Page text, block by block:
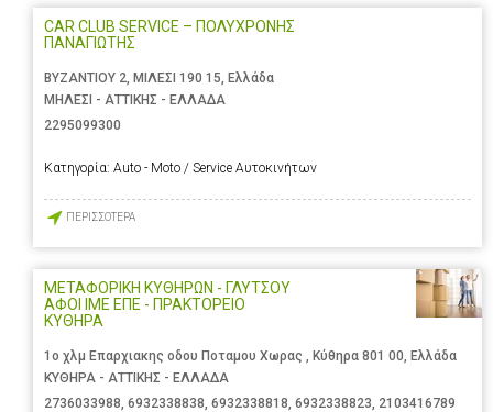
CAR CLUB SERVICE – ΠΟΛΥΧΡΟΝΗΣ
ΠΑΝΑΓΙΩΤΗΣ
ΒΥΖΑΝΤΙΟΥ 2, ΜΙΛΕΣΙ 190 15, Ελλάδα
ΜΗΛΕΣΙ - ΑΤΤΙΚΗΣ - ΕΛΛΑΔΑ
2295099300
Κατηγορία: Auto - Moto / Service Αυτοκινήτων
ΠΕΡΙΣΣΟΤΕΡΑ
ΜΕΤΑΦΟΡΙΚΗ ΚΥΘΗΡΩΝ - ΓΛΥΤΣΟΥ
ΑΦΟΙ ΙΜΕ ΕΠΕ - ΠΡΑΚΤΟΡΕΙΟ
ΚΥΘΗΡΑ
1ο χλμ Επαρχιακης οδου Ποταμου Χωρας , Κύθηρα 801 00, Ελλάδα
ΚΥΘΗΡΑ - ΑΤΤΙΚΗΣ - ΕΛΛΑΔΑ
2736033988 6932338838 6932338818 6932338823 2103416789